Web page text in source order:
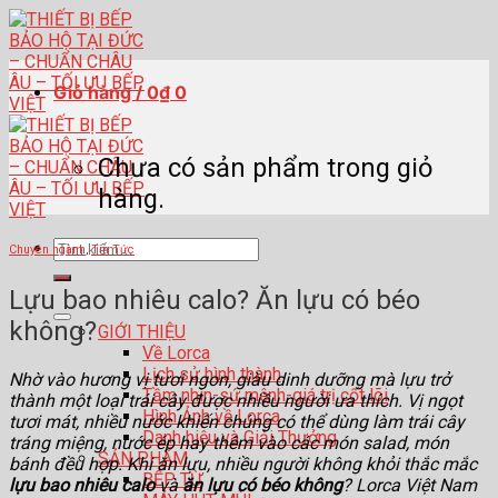
Skip
to
content
Tìm
kiếm:
GIỚI THIỆU
Về Lorca
Lịch sử hình thành
Tầm nhìn-sứ mệnh-giá trị cốt lõi
Hình Ảnh về Lorca
Danh hiệu và Giải Thưởng
SẢN PHẨM
BẾP TỪ
Giỏ hàng /0₫ 0
Chưa có sản phẩm trong giỏ
hàng.
Chuyên ngành,Tin Tức
Lựu bao nhiêu calo? Ăn lựu có béo
không?
Nhờ vào hương vị tươi ngon, giàu dinh dưỡng mà lựu trở
thành một loại trái cây được nhiều người ưa thích. Vị ngọt
tươi mát, nhiều nước khiến chúng có thể dùng làm trái cây
tráng miệng, nước ép hay thêm vào các món salad, món
bánh đều hợp. Khi ăn lựu, nhiều người không khỏi thắc mắc
lựu bao nhiêu calovàăn lựu có béo không? Lorca Việt Nam